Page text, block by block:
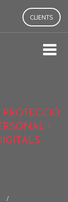
CLIENTS
I